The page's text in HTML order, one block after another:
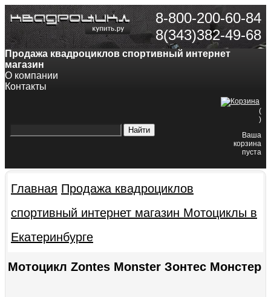
8-800-200-60-84
8(343)382-49-68
Продажа квадроциклов спортивный интернет
магазин
О компании
Контакты
(
)
Ваша
корзина
пуста
Главная Продажа квадроциклов
спортивный интернет магазин Мотоциклы в
Екатеринбурге
Мотоцикл Zontes Monster Зонтес Монстер